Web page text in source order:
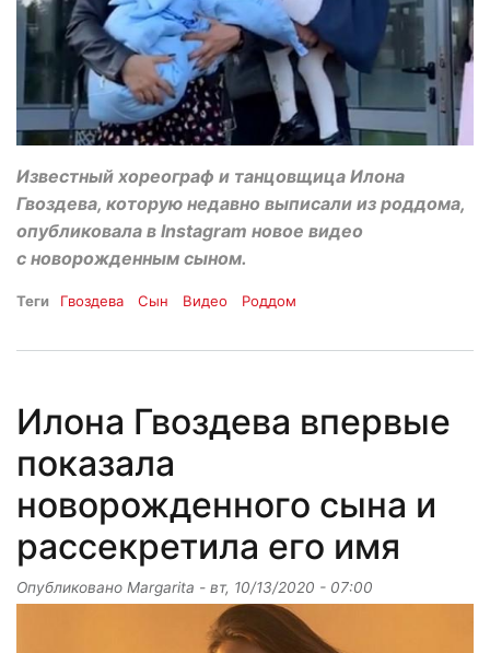
Известный хореограф и танцовщица Илона
Гвоздева, которую недавно выписали из роддома,
опубликовала в Instagram новое видео
с новорожденным сыном.
Теги Гвоздева Сын Видео Роддом
Илона Гвоздева впервые
показала
новорожденного сына и
рассекретила его имя
Опубликовано Margarita - вт, 10/13/2020 - 07:00